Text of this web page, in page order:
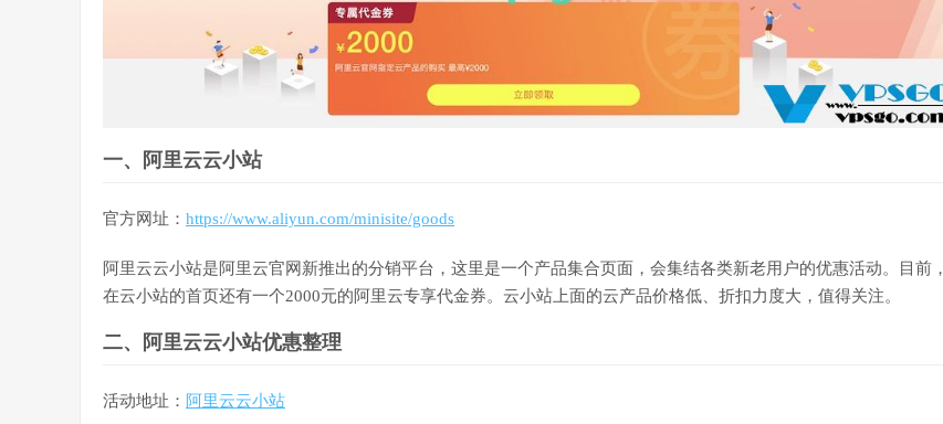
一、阿里云云小站
官方网址： https://www.aliyun.com/minisite/goods
阿里云云小站是阿里云官网新推出的分销平台，这里是一个产品集合页面，会集结各类新老用户的优惠活动。目前，
在云小站的首页还有一个2000元的阿里云专享代金券。云小站上面的云产品价格低、折扣力度大，值得关注。
二、阿里云云小站优惠整理
活动地址： 阿里云云小站